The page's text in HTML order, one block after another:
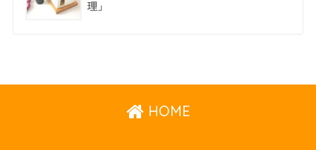
理」
HOME